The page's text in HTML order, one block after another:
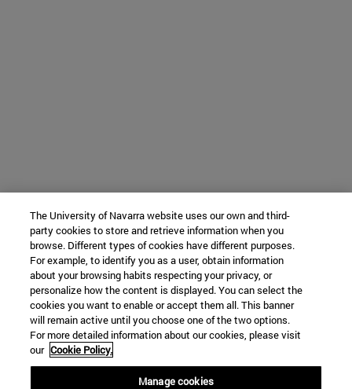
The University of Navarra website uses our own and third-
party cookies to store and retrieve information when you
browse. Different types of cookies have different purposes.
For example, to identify you as a user, obtain information
about your browsing habits respecting your privacy, or
personalize how the content is displayed. You can select the
cookies you want to enable or accept them all. This banner
will remain active until you choose one of the two options.
For more detailed information about our cookies, please visit
our Cookie Policy.
Manage cookies